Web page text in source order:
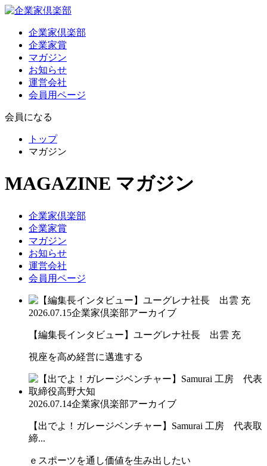
企業家倶楽部
企業家賞
マガジン
お知らせ
運営会社
会員用ページ
会員になる
トップ
マガジン
MAGAZINE マガジン
企業家倶楽部
企業家賞
マガジン
お知らせ
運営会社
会員用ページ
2026.07.15企業家倶楽部アーカイブ
【編集長インタビュー】ユーグレナ社長 出雲 充
視座を高め経営に邁進する
2026.07.14企業家倶楽部アーカイブ
【出でよ！ガレージベンチャー】Samurai 工房 代表取
締...
ｅスポーツを通し価値を生み出したい